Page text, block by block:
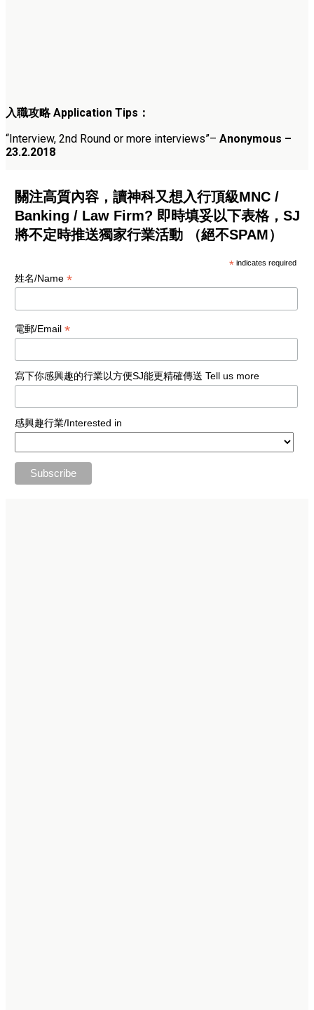
入職攻略Application Tips ：
“Interview, 2nd Round or more interviews”– Anonymous –
23.2.2018
關注高質內容，讀神科又想入行頂級MNC /
Banking / Law Firm? 即時填妥以下表格，SJ
將不定時推送獨家行業活動 （絕不SPAM）
* indicates required
姓名/Name *
電郵/Email *
寫下你感興趣的行業以方便SJ能更精確傳送 Tell us more
感興趣行業/Interested in